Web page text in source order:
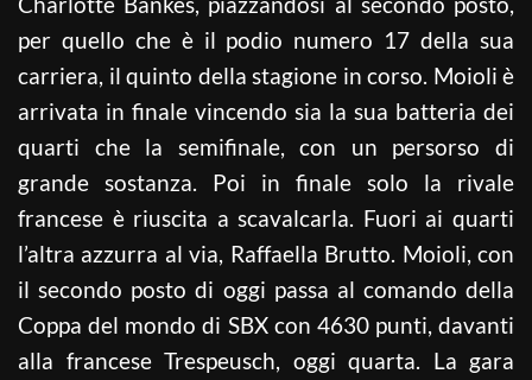
per quello che è il podio numero 17 della sua
carriera, il quinto della stagione in corso. Moioli è
arrivata in finale vincendo sia la sua batteria dei
quarti che la semifinale, con un persorso di
grande sostanza. Poi in finale solo la rivale
francese è riuscita a scavalcarla. Fuori ai quarti
l’altra azzurra al via, Raffaella Brutto. Moioli, con
il secondo posto di oggi passa al comando della
Coppa del mondo di SBX con 4630 punti, davanti
alla francese Trespeusch, oggi quarta. La gara